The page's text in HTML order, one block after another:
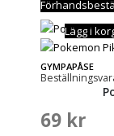
GYMPAPÅSE
Lägg i
69 kr